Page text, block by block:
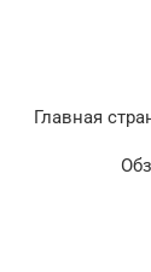
Главная